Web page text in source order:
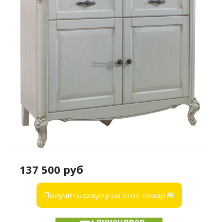
137 500 руб
Получить скидку на этот товар 🎁